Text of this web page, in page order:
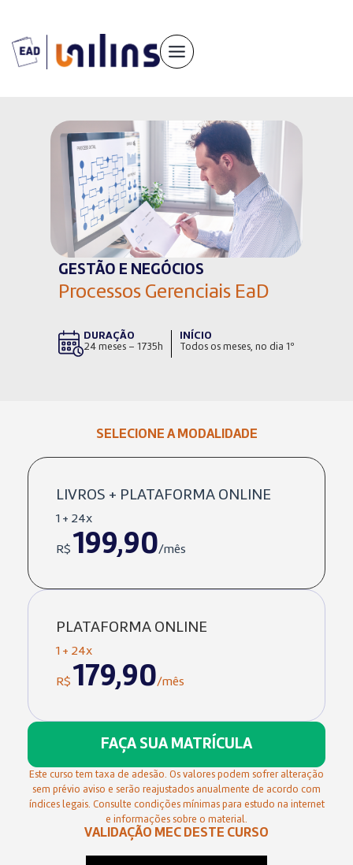
conteúdo
GESTÃO E NEGÓCIOS
Processos Gerenciais EaD
DURAÇÃO
24 meses – 1735h
INÍCIO
Todos os meses, no dia 1º
SELECIONE A MODALIDADE
LIVROS + PLATAFORMA ONLINE
1 + 24x
R$ 199,90/mês
PLATAFORMA ONLINE
1 + 24x
R$ 179,90/mês
FAÇA SUA MATRÍCULA
Este curso tem taxa de adesão. Os valores podem sofrer alteração
sem prévio aviso e serão reajustados anualmente de acordo com
índices legais. Consulte condições mínimas para estudo na internet
e informações sobre o material.
VALIDAÇÃO MEC DESTE CURSO